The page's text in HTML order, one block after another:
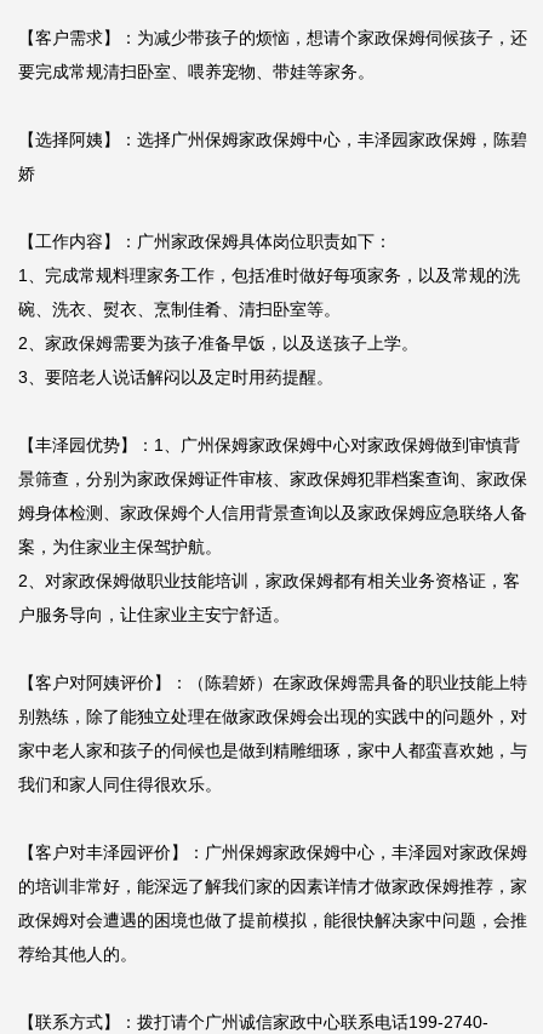
【客户需求】：为减少带孩子的烦恼，想请个家政保姆伺候孩子，还
要完成常规清扫卧室、喂养宠物、带娃等家务。
【选择阿姨】：选择广州保姆家政保姆中心，丰泽园家政保姆，陈碧
娇
【工作内容】：广州家政保姆具体岗位职责如下：
1、完成常规料理家务工作，包括准时做好每项家务，以及常规的洗
碗、洗衣、熨衣、烹制佳肴、清扫卧室等。
2、家政保姆需要为孩子准备早饭，以及送孩子上学。
3、要陪老人说话解闷以及定时用药提醒。
【丰泽园优势】：1、广州保姆家政保姆中心对家政保姆做到审慎背
景筛查，分别为家政保姆证件审核、家政保姆犯罪档案查询、家政保
姆身体检测、家政保姆个人信用背景查询以及家政保姆应急联络人备
案，为住家业主保驾护航。
2、对家政保姆做职业技能培训，家政保姆都有相关业务资格证，客
户服务导向，让住家业主安宁舒适。
【客户对阿姨评价】：（陈碧娇）在家政保姆需具备的职业技能上特
别熟练，除了能独立处理在做家政保姆会出现的实践中的问题外，对
家中老人家和孩子的伺候也是做到精雕细琢，家中人都蛮喜欢她，与
我们和家人同住得很欢乐。
【客户对丰泽园评价】：广州保姆家政保姆中心，丰泽园对家政保姆
的培训非常好，能深远了解我们家的因素详情才做家政保姆推荐，家
政保姆对会遭遇的困境也做了提前模拟，能很快解决家中问题，会推
荐给其他人的。
【联系方式】：拨打请个广州诚信家政中心联系电话199-2740-